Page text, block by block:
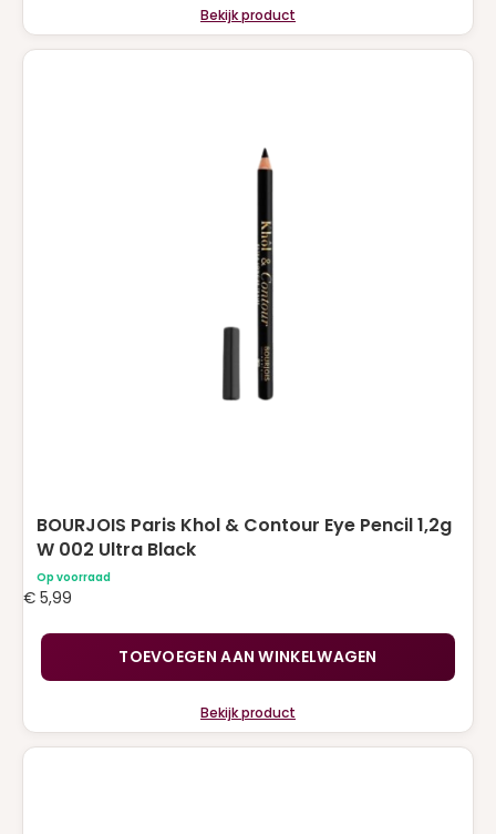
Bekijk product
BOURJOIS Paris Khol & Contour Eye Pencil 1,2g
W 002 Ultra Black
Op voorraad
€ 5,99
TOEVOEGEN AAN WINKELWAGEN
Bekijk product